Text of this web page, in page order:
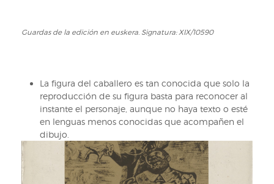
Guardas de la edición en euskera. Signatura: XIX/10590
La figura del caballero es tan conocida que solo la
reproducción de su figura basta para reconocer al
instante el personaje, aunque no haya texto o esté
en lenguas menos conocidas que acompañen el
dibujo.